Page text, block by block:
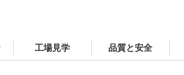
工場見学 品質と安全